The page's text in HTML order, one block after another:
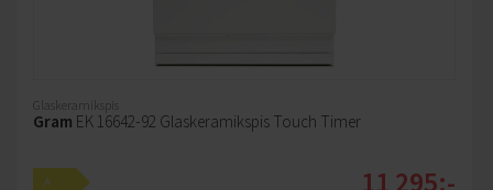
Glaskeramikspis
Gram EK 16642-92 Glaskeramikspis Touch Timer
A 11 295:-